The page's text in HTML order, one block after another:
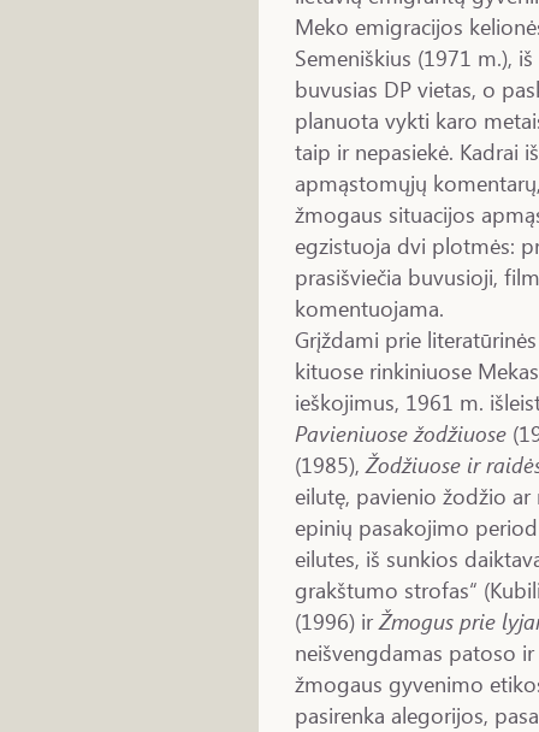
Meko emigracijos
Semeniškius (1971 m.),
buvusias DP vietas, o
planuota vykti karo
taip ir nepasiekė. Kadrai
apmąstomųjų
žmogaus situacijos
egzistuoja dvi plotmės:
prasišviečia buvusioji,
komentuojama.
Grįždami prie
kituose rinkiniuose
ieškojimus, 1961 m.
Pavieniuose žodžiuose
(1985),Žodžiuose ir
eilutę, pavienio žodžio
epinių pasakojimo
eilutes, iš sunkios
grakštumo strofas“
(1996) irŽmogus prie
neišvengdamas patoso
žmogaus gyvenimo
pasirenka alegorijos,